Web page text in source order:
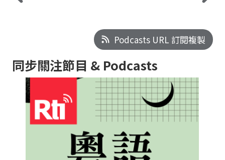
Podcasts URL 訂閱複製
同步關注節目 & Podcasts